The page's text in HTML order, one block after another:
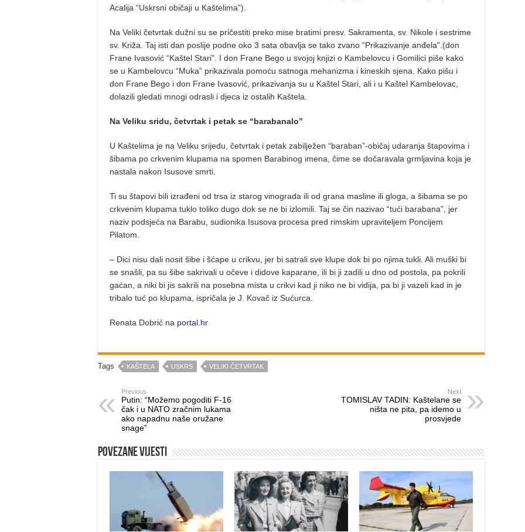
Acalija “Uskrsni običaji u Kaštelima”).
Na Veliki četvrtak dužni su se pričestiti preko mise bratimi presv. Sakramenta, sv. Nikole i sestrime
sv. Križa. Taj isti dan poslije podne oko 3 sata obavlja se tako zvano “Prikazivanje anđela”.(don
Frane Ivasović “Kaštel Stari”. I don Frane Bego u svojoj knjizi o Kambelovcu i Gomilici piše kako
se u Kambelovcu “Muka” prikazivala pomoću satnoga mehanizma i kineskih sjena. Kako pišu i
don Frane Bego i don Frane Ivasović, prikazivanja su u Kaštel Stari, ali i u Kaštel Kambelovac,
dolazili gledati mnogi odrasli i djeca iz ostalih Kaštela.
Na Veliku sridu, četvrtak i petak se “barabanalo”
U Kaštelima je na Veliku srijedu, četvrtak i petak zabilježen “baraban”-običaj udaranja štapovima i
šibama po crkvenim klupama na spomen Barabinog imena, čime se dočaravala grmljavina koja je
nastala nakon Isusove smrti.
Ti su štapovi bili izrađeni od trsa iz starog vinograda ili od grana masline ili gloga, a šibama se po
crkvenim klupama tuklo toliko dugo dok se ne bi izlomili. Taj se čin nazivao “tući barabana”, jer
naziv podsjeća na Barabu, sudionika Isusova procesa pred rimskim upraviteljem Poncijem
Pilatom.
– Dici nisu dali nosit šibe i šćape u crikvu, jer bi satrali sve klupe dok bi po njima tukli. Ali muški bi
se snašli, pa su šibe sakrivali u očeve i didove kaparane, ili bi ji zadili u dno od postola, pa pokrili
gaćan, a niki bi jis sakrili na posebna mista u crikvi kad ji niko ne bi vidija, pa bi ji vazeli kad in je
tribalo tuć po klupama, ispričala je J. Kovač iz Sućurca.
Renata Dobrić na portal.hr
Tags KAŠTELA USKRS VELIKI ČETVRTAK
Previous
Putin: “Možemo pogoditi F-16
čak i u NATO zračnim lukama
ako napadnu naše oružane
snage”
Next
TOMISLAV TADIN: Kaštelane se
ništa ne pita, pa idemo u
prosvjede
Povezane vijesti